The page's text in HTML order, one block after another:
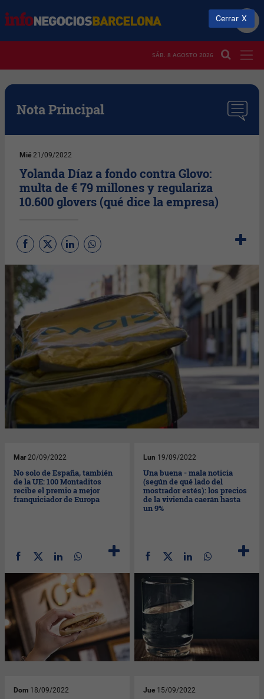
SÁB. 8 AGOSTO 2026
Nota Principal
Mié 21/09/2022
Yolanda Díaz a fondo contra Glovo:
multa de € 79 millones y regulariza
10.600 glovers (qué dice la empresa)
Mar 20/09/2022
No solo de España, también
de la UE: 100 Montaditos
recibe el premio a mejor
franquiciador de Europa
Lun 19/09/2022
Una buena - mala noticia
(según de qué lado del
mostrador estés): los precios
de la vivienda caerán hasta
un 9%
Dom 18/09/2022 Jue 15/09/2022
Cerrar